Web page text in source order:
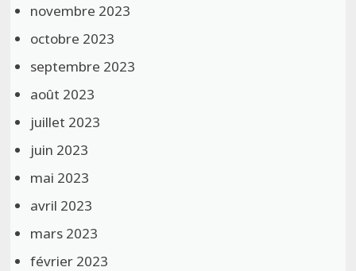
novembre 2023
octobre 2023
septembre 2023
août 2023
juillet 2023
juin 2023
mai 2023
avril 2023
mars 2023
février 2023